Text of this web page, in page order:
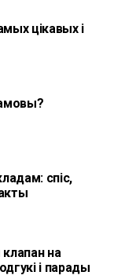
цікавых і
спіс,
на
і парады